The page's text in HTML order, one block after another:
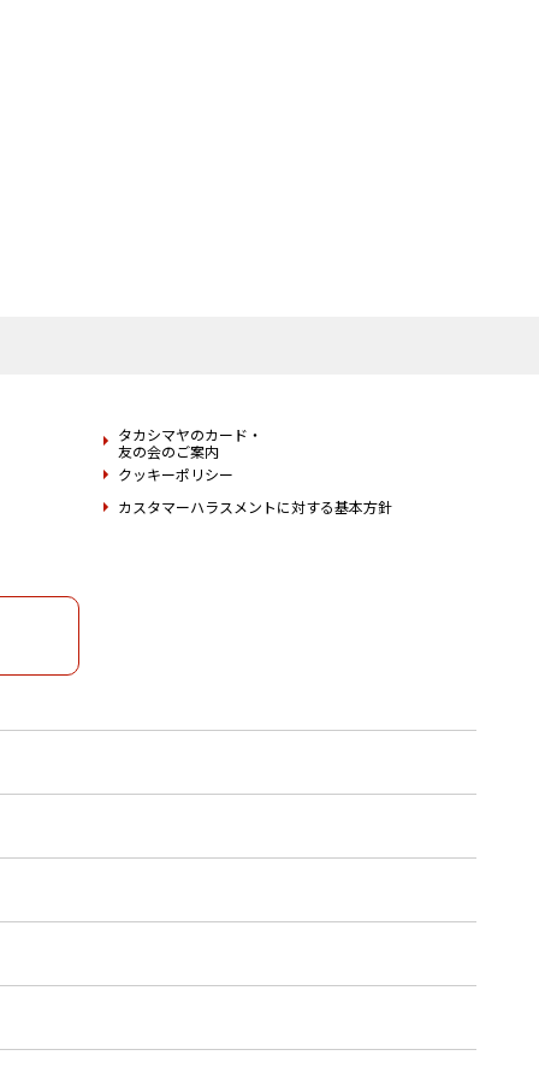
タカシマヤのカード・
友の会のご案内
クッキーポリシー
カスタマーハラスメントに対する基本方針